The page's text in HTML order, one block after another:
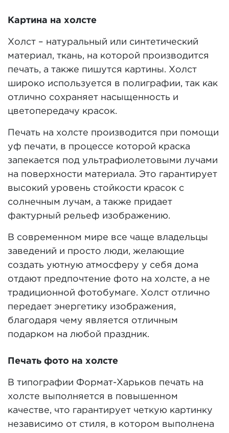
Картина на холсте
Холст – натуральный или синтетический
материал, ткань, на которой производится
печать, а также пишутся картины. Холст
широко используется в полиграфии, так как
отлично сохраняет насыщенность и
цветопередачу красок.
Печать на холсте производится при помощи
уф печати, в процессе которой краска
запекается под ультрафиолетовыми лучами
на поверхности материала. Это гарантирует
высокий уровень стойкости красок с
солнечным лучам, а также придает
фактурный рельеф изображению.
В современном мире все чаще владельцы
заведений и просто люди, желающие
создать уютную атмосферу у себя дома
отдают предпочтение фото на холсте, а не
традиционной фотобумаге. Холст отлично
передает энергетику изображения,
благодаря чему является отличным
подарком на любой праздник.
Печать фото на холсте
В типографии Формат-Харьков печать на
холсте выполняется в повышенном
качестве, что гарантирует четкую картинку
независимо от стиля, в котором выполнена